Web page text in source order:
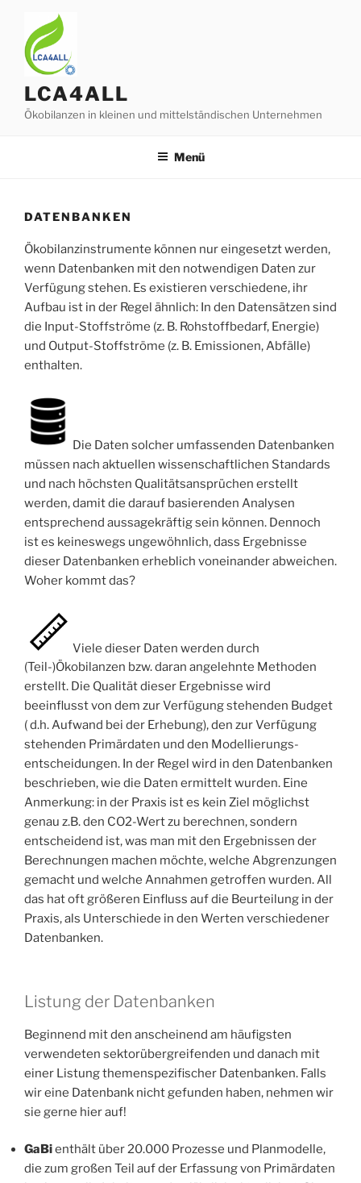
springen
LCA4ALL
Ökobilanzen in kleinen und mittelständischen Unternehmen
Menü
DATENBANKEN
Ökobilanzinstrumente können nur eingesetzt werden,
wenn Datenbanken mit den notwendigen Daten zur
Verfügung stehen. Es existieren verschiedene, ihr
Aufbau ist in der Regel ähnlich: In den Datensätzen sind
die Input-Stoffströme (z. B. Rohstoffbedarf, Energie)
und Output-Stoffströme (z. B. Emissionen, Abfälle)
enthalten.
Die Daten solcher umfassenden Datenbanken
müssen nach aktuellen wissenschaftlichen Standards
und nach höchsten Qualitätsansprü­chen erstellt
werden, damit die darauf basierenden Analysen
entspre­chend aussagekräftig sein können. Dennoch
ist es keineswegs ungewöhnlich, dass Ergebnisse
dieser Datenbanken erheblich voneinander abweichen.
Woher kommt das?
Viele dieser Daten werden durch
(Teil-)Ökobilanzen bzw. daran angelehnte Methoden
erstellt. Die Qualität dieser Ergebnisse wird
beeinflusst von dem zur Verfügung stehenden Budget
( d.h. Aufwand bei der Erhebung), den zur Verfügung
stehenden Primärdaten und den Modellierungs­
entscheidungen. In der Regel wird in den Datenbanken
beschrieben, wie die Daten ermittelt wurden. Eine
Anmerkung: in der Praxis ist es kein Ziel möglichst
genau z.B. den CO2-Wert zu berechnen, sondern
entscheidend ist, was man mit den Ergebnissen der
Berechnungen machen möchte, welche Abgrenzungen
gemacht und welche Annahmen getroffen wurden. All
das hat oft größeren Einfluss auf die Beurteilung in der
Praxis, als Unterschiede in den Werten verschiedener
Datenbanken.
Listung der Datenbanken
Beginnend mit den anscheinend am häufigsten
verwendeten sektorübergreifenden und danach mit
einer Listung themenspezifischer Datenbanken. Falls
wir eine Datenbank nicht gefunden haben, nehmen wir
sie gerne hier auf!
GaBienthält über 20.000 Prozesse und Planmodelle,
die zum großen Teil auf der Erfassung von Primärdaten